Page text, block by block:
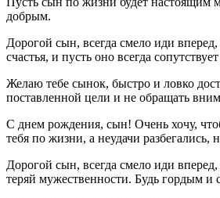
добрым.
Дорогой сын, всегда смело иди
счастья, и пусть оно всегда сопутствует
Желаю тебе сынок, быстро и ловко
поставленной цели и не обращать
С днем рождения, сын! Очень хочу,
тебя по жизни, а неудачи разбегались,
Дорогой сын, всегда смело иди
теряй мужественности. Будь гордым и